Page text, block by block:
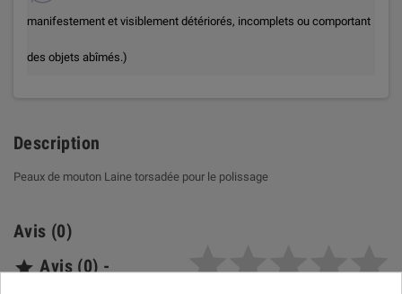
manifestement et visiblement détériorés, incomplets ou comportant
des objets abîmés.)
Description
Peaux de mouton Laine torsadée pour le polissage
Avis (0)
Avis (0) -